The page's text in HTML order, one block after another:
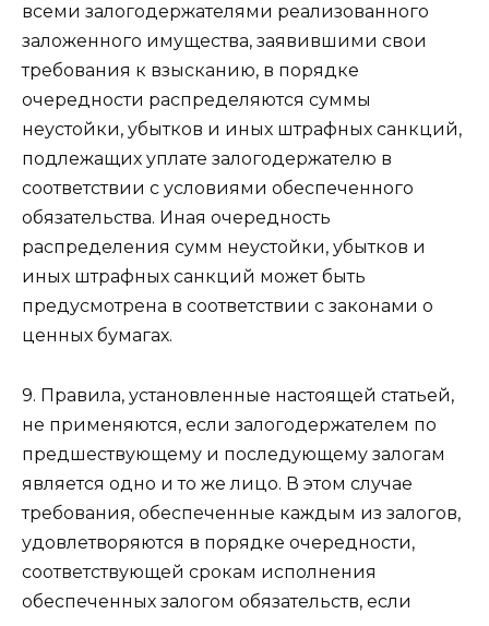
всеми залогодержателями реализованного
заложенного имущества, заявившими свои
требования к взысканию, в порядке
очередности распределяются суммы
неустойки, убытков и иных штрафных санкций,
подлежащих уплате залогодержателю в
соответствии с условиями обеспеченного
обязательства. Иная очередность
распределения сумм неустойки, убытков и
иных штрафных санкций может быть
предусмотрена в соответствии с законами о
ценных бумагах.
9. Правила, установленные настоящей статьей,
не применяются, если залогодержателем по
предшествующему и последующему залогам
является одно и то же лицо. В этом случае
требования, обеспеченные каждым из залогов,
удовлетворяются в порядке очередности,
соответствующей срокам исполнения
обеспеченных залогом обязательств, если